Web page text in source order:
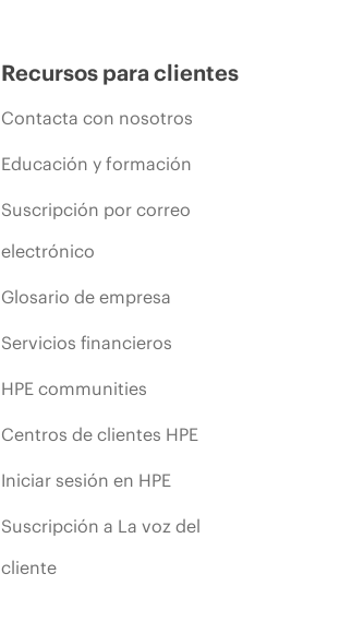
Recursos para clientes
Contacta con nosotros
Educación y formación
Suscripción por correo
electrónico
Glosario de empresa
Servicios financieros
HPE communities
Centros de clientes HPE
Iniciar sesión en HPE
Suscripción a La voz del
cliente